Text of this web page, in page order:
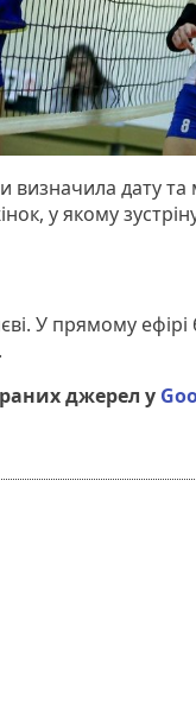
визначила дату
у якому
У прямому
джерел у